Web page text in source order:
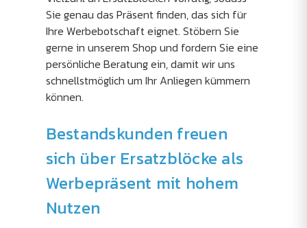
Sie genau das Präsent finden, das sich für
Ihre Werbebotschaft eignet. Stöbern Sie
gerne in unserem Shop und fordern Sie eine
persönliche Beratung ein, damit wir uns
schnellstmöglich um Ihr Anliegen kümmern
können.
Bestandskunden freuen
sich über Ersatzblöcke als
Werbepräsent mit hohem
Nutzen